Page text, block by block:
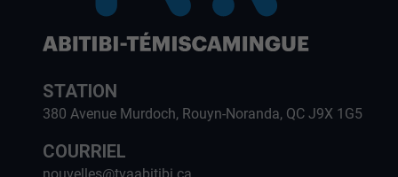
STATION
380 Avenue Murdoch, Rouyn-Noranda, QC J9X 1G5
COURRIEL